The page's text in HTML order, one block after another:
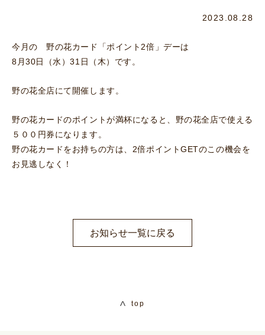
2023.08.28
今月の 野の花カード「ポイント2倍」デーは
8月30日（水）31日（木）です。
野の花全店にて開催します。
野の花カードのポイントが満杯になると、野の花全店で使える
５００円券になります。
野の花カードをお持ちの方は、2倍ポイントGETのこの機会を
お見逃しなく！
お知らせ一覧に戻る
top